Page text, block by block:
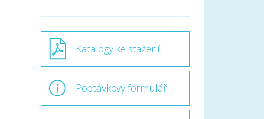
Katalogy ke stažení
Poptávkový formulář